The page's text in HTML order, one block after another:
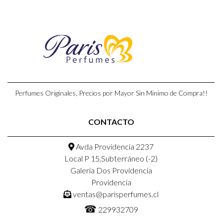
Perfumes Originales, Precios por Mayor Sin Minimo de Compra!!
CONTACTO
Avda Providencia 2237
Local P 15,Subterráneo (-2)
Galeria Dos Providencia
Providencia
ventas@parisperfumes.cl
☎ 229932709